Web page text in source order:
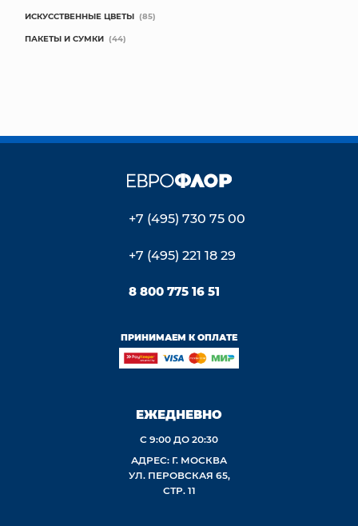
ИСКУССТВЕННЫЕ ЦВЕТЫ (85)
ПАКЕТЫ И СУМКИ (44)
+7 (495) 730 75 00
+7 (495) 221 18 29
8 800 775 16 51
ПРИНИМАЕМ К ОПЛАТЕ
ЕЖЕДНЕВНО
С 9:00 ДО 20:30
АДРЕС: Г. МОСКВА
УЛ. ПЕРОВСКАЯ 65,
СТР. 11